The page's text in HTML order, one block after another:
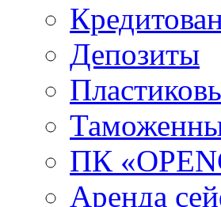
Депозиты
ПК
Аренда